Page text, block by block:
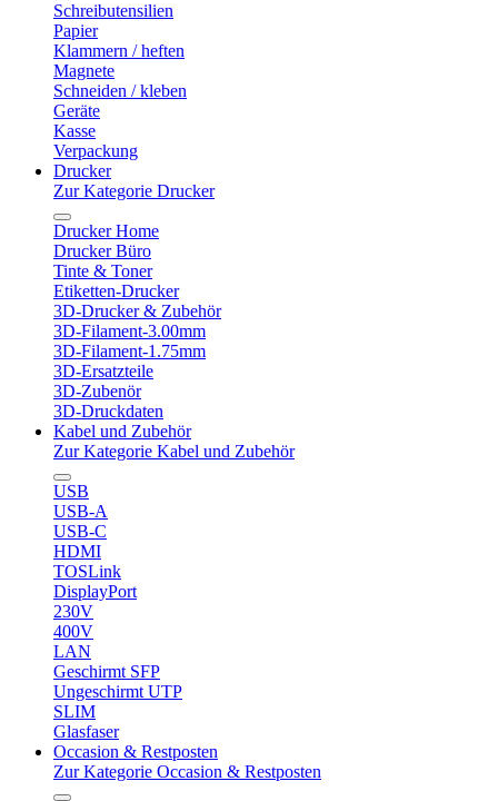
Schreibutensilien
Papier
Klammern / heften
Magnete
Schneiden / kleben
Geräte
Kasse
Verpackung
Drucker
Zur Kategorie Drucker
Drucker Home
Drucker Büro
Tinte & Toner
Etiketten-Drucker
3D-Drucker & Zubehör
3D-Filament-3.00mm
3D-Filament-1.75mm
3D-Ersatzteile
3D-Zubenör
3D-Druckdaten
Kabel und Zubehör
Zur Kategorie Kabel und Zubehör
USB
USB-A
USB-C
HDMI
TOSLink
DisplayPort
230V
400V
LAN
Geschirmt SFP
Ungeschirmt UTP
SLIM
Glasfaser
Occasion & Restposten
Zur Kategorie Occasion & Restposten